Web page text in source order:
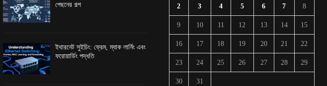
পেছনের গল্প
ইথারনেট সুইচিং: ফ্রেম, ম্যাক লার্নিং এবং
ফরোয়ার্ডিং পদ্ধতি
2 3 4 5 6 7 8
9 10 11 12 13 14 15
16 17 18 19 20 21 22
23 24 25 26 27 28 29
30
31